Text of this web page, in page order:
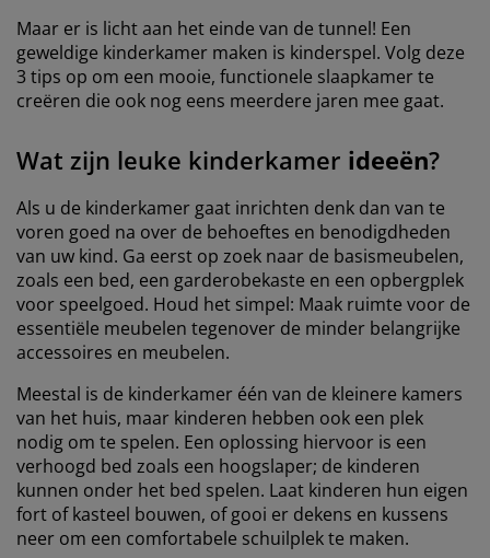
Maar er is licht aan het einde van de tunnel! Een
geweldige kinderkamer maken is kinderspel. Volg deze
3 tips op om een mooie, functionele slaapkamer te
creëren die ook nog eens meerdere jaren mee gaat.
Wat zijn leuke kinderkamer ideeën?
Als u de kinderkamer gaat inrichten denk dan van te
voren goed na over de behoeftes en benodigdheden
van uw kind. Ga eerst op zoek naar de basismeubelen,
zoals een bed, een garderobekaste en een opbergplek
voor speelgoed. Houd het simpel: Maak ruimte voor de
essentiële meubelen tegenover de minder belangrijke
accessoires en meubelen.
Meestal is de kinderkamer één van de kleinere kamers
van het huis, maar kinderen hebben ook een plek
nodig om te spelen. Een oplossing hiervoor is een
verhoogd bed zoals een hoogslaper; de kinderen
kunnen onder het bed spelen. Laat kinderen hun eigen
fort of kasteel bouwen, of gooi er dekens en kussens
neer om een comfortabele schuilplek te maken.